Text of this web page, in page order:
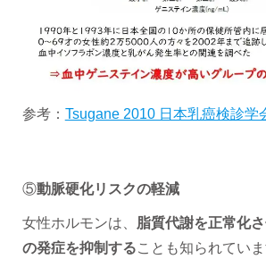
参考： Tsugane 2010 日本乳癌検診学
⑤動脈硬化リスクの軽減
女性ホルモンは、 脂質代謝を正常化
の発症を抑制することも知られてい